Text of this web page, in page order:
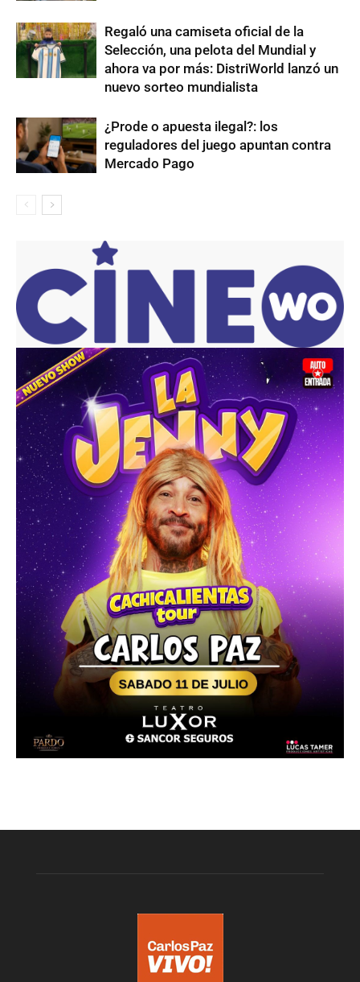
Regaló una camiseta oficial de la
Selección, una pelota del Mundial y
ahora va por más: DistriWorld lanzó un
nuevo sorteo mundialista
¿Prode o apuesta ilegal?: los
reguladores del juego apuntan contra
Mercado Pago